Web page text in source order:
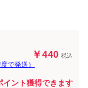
￥440 税込
で発送）
イント獲得できます